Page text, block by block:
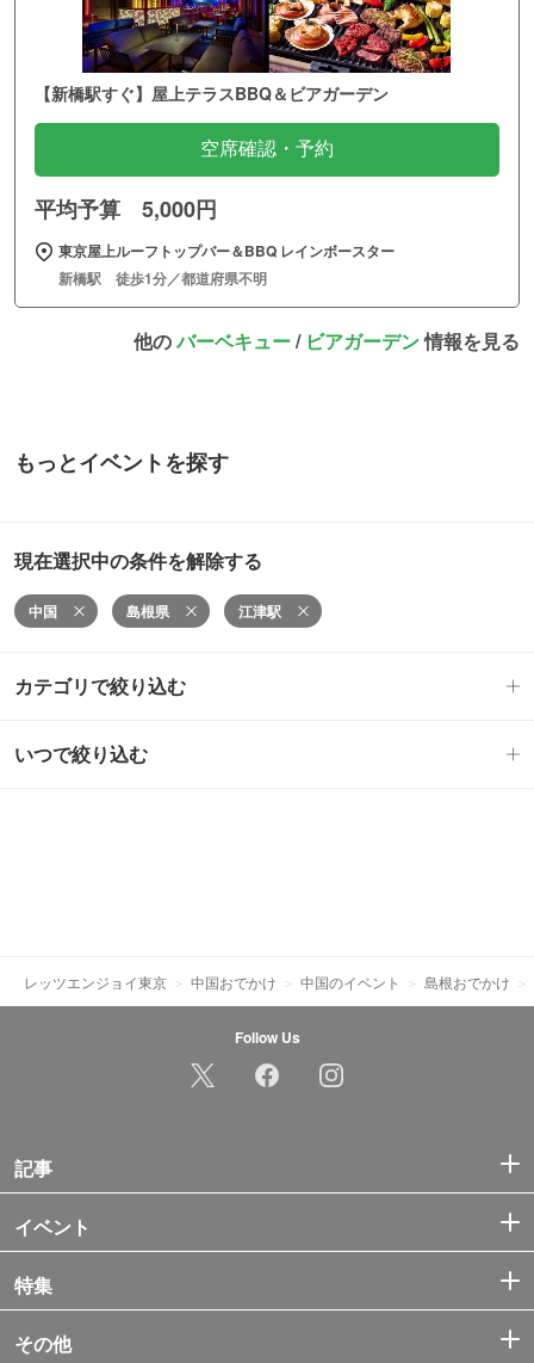
【新橋駅すぐ】屋上テラスBBQ＆ビアガーデン
空席確認・予約
平均予算 5,000円
東京屋上ルーフトップバー＆BBQ レインボースター
新橋駅 徒歩1分／都道府県不明
他のバーベキュー/ ビアガーデン情報を見る
もっとイベントを探す
現在選択中の条件を解除する
中国 島根県 江津駅
カテゴリで絞り込む
いつで絞り込む
レッツエンジョイ東京 中国おでかけ 中国のイベント 島根おでかけ
Follow Us
記事
イベント
特集
その他